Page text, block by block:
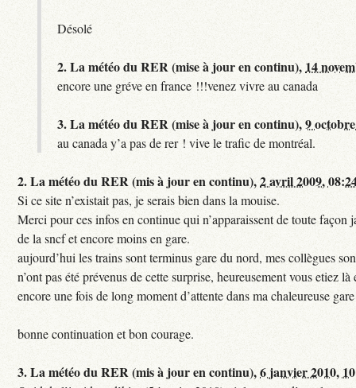
Désolé
2.La météo du RER (mise à jour en continu), 14
encore une gréve en france !!!venez vivre au canada
3.La météo du RER (mise à jour en continu),9
au canada y’a pas de rer ! vive le trafic de montréal.
2.La météo du RER (mis à jour en continu),2 avril 2009,
Si ce site n’existait pas, je serais bien dans la mouise.
Merci pour ces infos en continue qui n’apparaissent de toute façon
de la sncf et encore moins en gare.
aujourd’hui les trains sont terminus gare du nord, mes collègues
n’ont pas été prévenus de cette surprise, heureusement vous etiez là
encore une fois de long moment d’attente dans ma chaleureuse
bonne continuation et bon courage.
3.La météo du RER (mis à jour en continu),6 janvier 2010,